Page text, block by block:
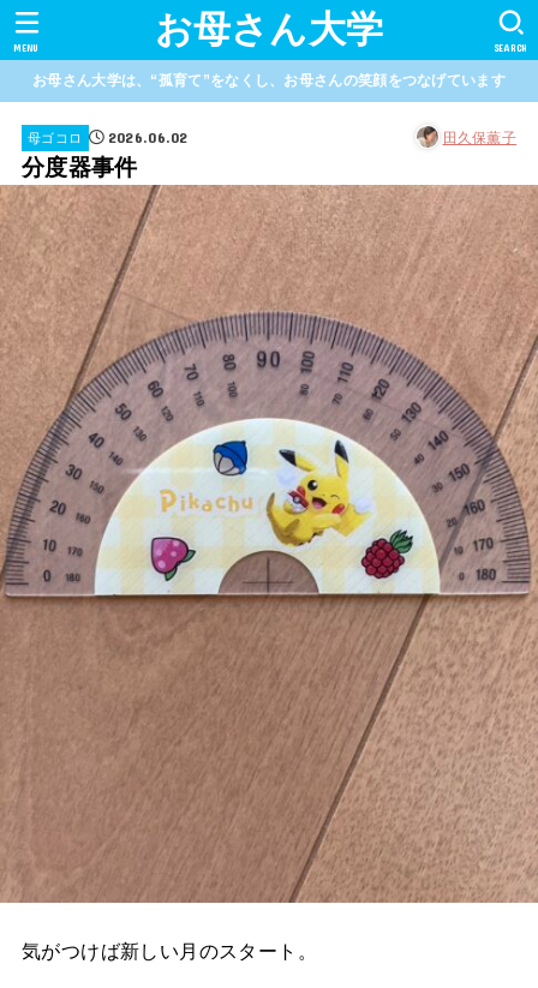
お母さん大学 SEARCH
MENU
お母さん大学は、“孤育て”をなくし、お母さんの笑顔をつなげています
母ゴコロ 2026.06.02 田久保薫子
分度器事件
気がつけば新しい月のスタート。